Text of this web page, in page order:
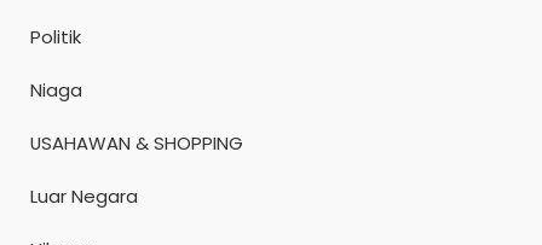
Politik
Niaga
USAHAWAN & SHOPPING
Luar Negara